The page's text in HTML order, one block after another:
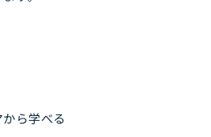
ら学べる